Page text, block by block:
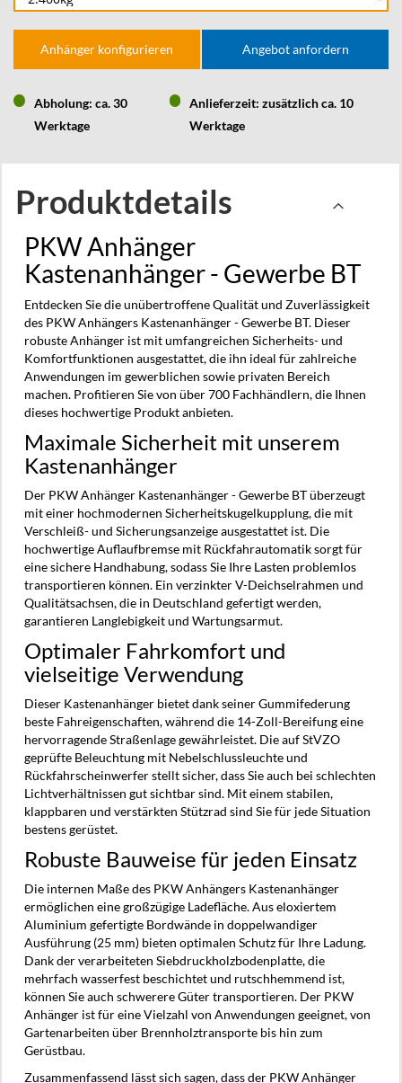
Anhänger konfigurieren Angebot anfordern
Abholung: ca. 30
Werktage
Anlieferzeit: zusätzlich ca. 10
Werktage
Produktdetails
PKW Anhänger
Kastenanhänger - Gewerbe BT
Entdecken Sie die unübertroffene Qualität und Zuverlässigkeit
des PKW Anhängers Kastenanhänger - Gewerbe BT. Dieser
robuste Anhänger ist mit umfangreichen Sicherheits- und
Komfortfunktionen ausgestattet, die ihn ideal für zahlreiche
Anwendungen im gewerblichen sowie privaten Bereich
machen. Profitieren Sie von über 700 Fachhändlern, die Ihnen
dieses hochwertige Produkt anbieten.
Maximale Sicherheit mit unserem
Kastenanhänger
Der PKW Anhänger Kastenanhänger - Gewerbe BT überzeugt
mit einer hochmodernen Sicherheitskugelkupplung, die mit
Verschleiß- und Sicherungsanzeige ausgestattet ist. Die
hochwertige Auflaufbremse mit Rückfahrautomatik sorgt für
eine sichere Handhabung, sodass Sie Ihre Lasten problemlos
transportieren können. Ein verzinkter V-Deichselrahmen und
Qualitätsachsen, die in Deutschland gefertigt werden,
garantieren Langlebigkeit und Wartungsarmut.
Optimaler Fahrkomfort und
vielseitige Verwendung
Dieser Kastenanhänger bietet dank seiner Gummifederung
beste Fahreigenschaften, während die 14-Zoll-Bereifung eine
hervorragende Straßenlage gewährleistet. Die auf StVZO
geprüfte Beleuchtung mit Nebelschlussleuchte und
Rückfahrscheinwerfer stellt sicher, dass Sie auch bei schlechten
Lichtverhältnissen gut sichtbar sind. Mit einem stabilen,
klappbaren und verstärkten Stützrad sind Sie für jede Situation
bestens gerüstet.
Robuste Bauweise für jeden Einsatz
Die internen Maße des PKW Anhängers Kastenanhänger
ermöglichen eine großzügige Ladefläche. Aus eloxiertem
Aluminium gefertigte Bordwände in doppelwandiger
Ausführung (25 mm) bieten optimalen Schutz für Ihre Ladung.
Dank der verarbeiteten Siebdruckholzbodenplatte, die
mehrfach wasserfest beschichtet und rutschhemmend ist,
können Sie auch schwerere Güter transportieren. Der PKW
Anhänger ist für eine Vielzahl von Anwendungen geeignet, von
Gartenarbeiten über Brennholztransporte bis hin zum
Gerüstbau.
Zusammenfassend lässt sich sagen, dass der PKW Anhänger